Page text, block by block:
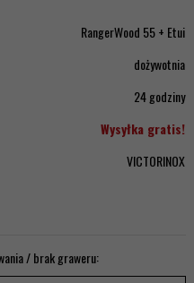
RangerWood 55 + Etui
dożywotnia
24 godziny
Wysyłka gratis!
VICTORINOX
/ brak graweru: